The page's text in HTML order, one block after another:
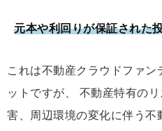
元本や利回りが保証された
これは不動産クラウドファン
ットですが、 不動産特有の
害、周辺環境の変化に伴う不